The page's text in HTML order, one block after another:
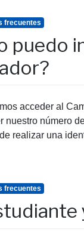
frecuentes
puedo
acceder al
nuestro número
realizar una
frecuentes